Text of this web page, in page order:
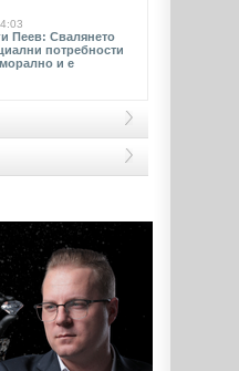
Пеев: Свалянето
потребности
и е